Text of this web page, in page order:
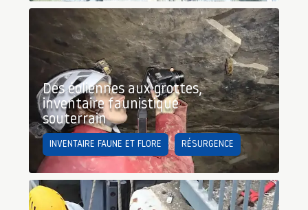
Des éoliennes aux grottes,
inventaire faunistique
souterrain
INVENTAIRE FAUNE ET FLORE RÉSURGENCE